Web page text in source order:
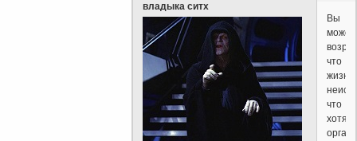
владыка ситх
Вы
что
жизнь
что
хотя